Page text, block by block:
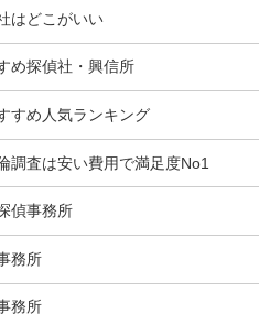
はどこがいい
め探偵社・興信所
すめ人気ランキング
調査は安い費用で満足度No1
偵事務所
務所
務所